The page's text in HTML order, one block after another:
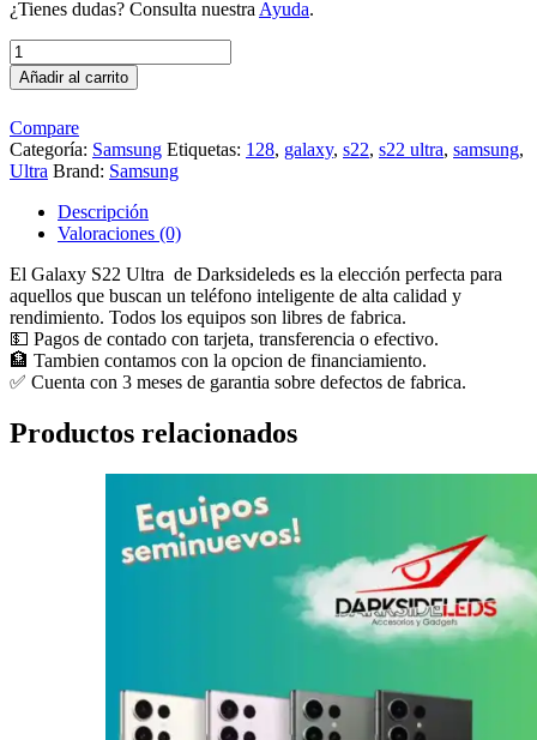
¿Tienes dudas? Consulta nuestra Ayuda.
S22
Ultra
128gb,
cantidad
Añadir al carrito
Compare
Categoría: Samsung Etiquetas: 128, galaxy, s22, s22 ultra, samsung,
Ultra Brand: Samsung
Descripción
Valoraciones (0)
El Galaxy S22 Ultra de Darksideleds es la elección perfecta para
aquellos que buscan un teléfono inteligente de alta calidad y
rendimiento. Todos los equipos son libres de fabrica.
💵 Pagos de contado con tarjeta, transferencia o efectivo.
🏦 Tambien contamos con la opcion de financiamiento.
✅ Cuenta con 3 meses de garantia sobre defectos de fabrica.
Productos relacionados